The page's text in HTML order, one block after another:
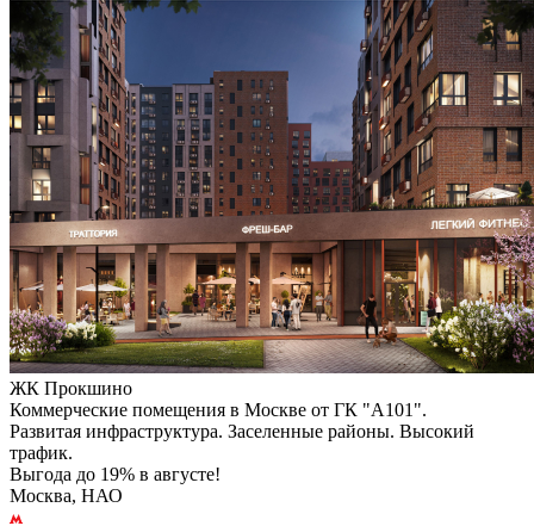
ЖК Прокшино
Коммерческие помещения в Москве от ГК "А101".
Развитая инфраструктура. Заселенные районы. Высокий
трафик.
Выгода до 19% в августе!
Москва, НАО